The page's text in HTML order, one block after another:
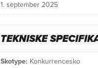
1. september 2025
TEKNISKE
Skotype: Konkurrencesko